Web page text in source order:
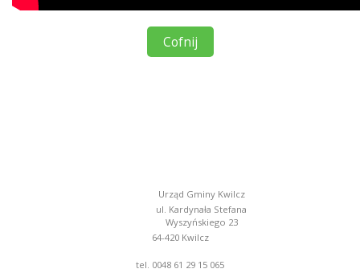
Cofnij
Urząd Gminy Kwilcz
ul. Kardynała Stefana
Wyszyńskiego 23
64-420 Kwilcz
tel. 0048 61 29 15 065